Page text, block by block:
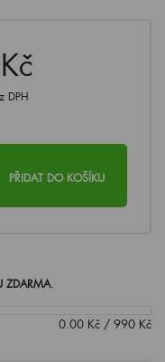
DPH
PŘIDAT DO KOŠÍKU
ZDARMA.
0.00 Kč / 990 Kč